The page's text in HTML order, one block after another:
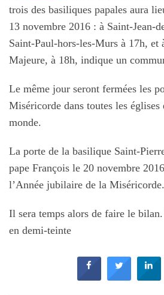
trois des basiliques papales aura
13 novembre 2016 : à Saint-Jean-
Saint-Paul-hors-les-Murs à 17h, et
Majeure, à 18h, indique un
Le même jour seront fermées les
Miséricorde dans toutes les églises
monde.
La porte de la basilique Saint-
pape François le 20 novembre
l’Année jubilaire de la Miséricorde.
Il sera temps alors de faire le
en demi-teinte